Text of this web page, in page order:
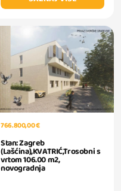
766.800,00 €
Stan: Zagreb
(Lašćina),KVATRIĆ,Trosobni s
vrtom 106.00 m2,
novogradnja